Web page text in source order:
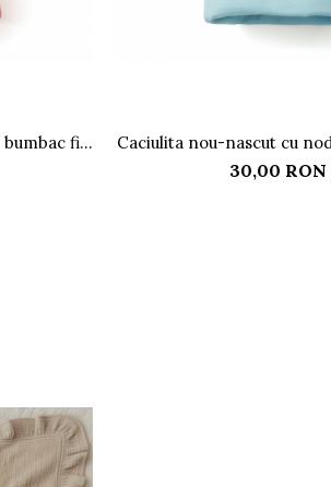
fin
Caciulita nou-nascut cu
minty blue
30,00 RON